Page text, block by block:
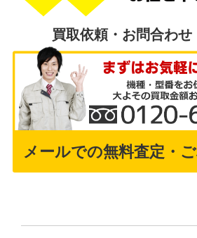
買取依頼・お問合わせ
メールでの無料査定・